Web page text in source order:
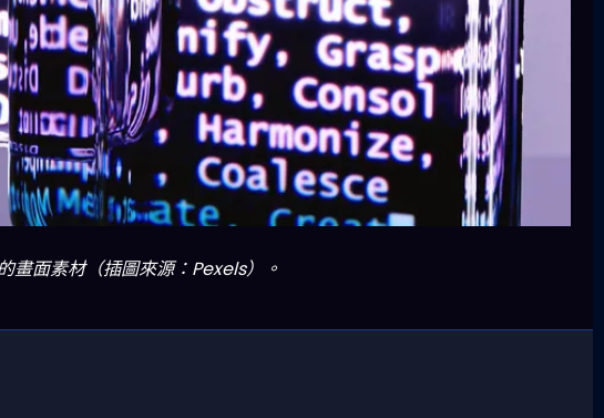
畫面素材（插圖來源：Pexels）。